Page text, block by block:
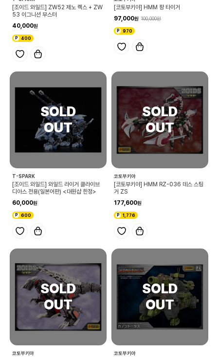
[조이드 와일드] ZW52 제노 렉스 + ZW
53 이그니션 부스터
40,000
400
[코토부키야] HMM 팡 타이거
97,000
100,000
970
T-SPARK
[조이드 와일드] 와일드 라이거 클라이브
디아스 전용(일본어판) <대원샵 한정>
60,000
600
코토부키야
[코토부키야] HMM RZ-036 데스 스팅
거 ZS
177,600
1,776
코토부키야 코토부키야